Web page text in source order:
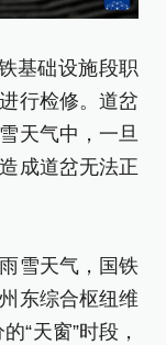
基础设施段职
行检修。道岔
天气中，一旦
成道岔无法正
雪天气，国铁
东综合枢纽维
“天窗”时段，